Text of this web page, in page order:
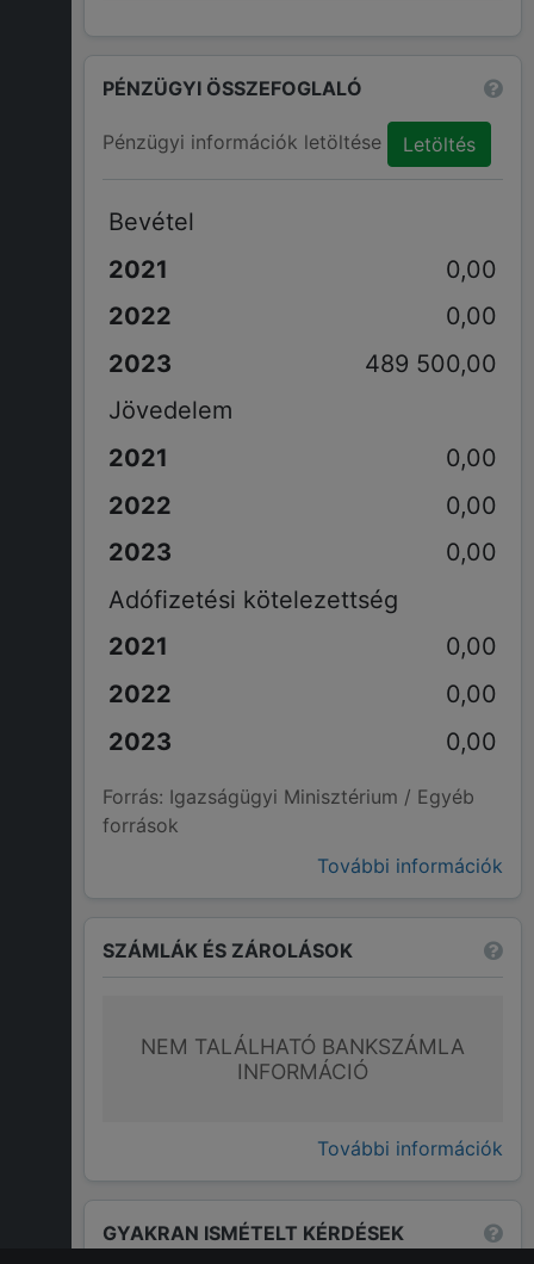
PÉNZÜGYI ÖSSZEFOGLALÓ
Pénzügyi információk letöltése Letöltés
Bevétel
0,00
0,00
489 500,00
Jövedelem
0,00
0,00
0,00
Adófizetési kötelezettség
0,00
0,00
0,00
Forrás: Igazságügyi Minisztérium / Egyéb
források
További információk
SZÁMLÁK ÉS ZÁROLÁSOK
NEM TALÁLHATÓ BANKSZÁMLA
INFORMÁCIÓ
További információk
GYAKRAN ISMÉTELT KÉRDÉSEK